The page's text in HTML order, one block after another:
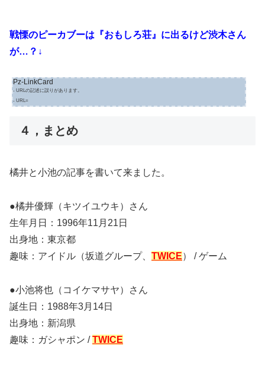
戦慄のピーカブーは『おもしろ荘』に出るけど渋木さん
が…？↓
Pz-LinkCard
- URLの記述に誤りがあります。
- URL=
４，まとめ
橘井と小池の記事を書いて来ました。
●橘井優輝（キツイユウキ）さん
生年月日：1996年11月21日
出身地：東京都
趣味：アイドル（坂道グループ、 TWICE） / ゲーム
●小池将也（コイケマサヤ）さん
誕生日：1988年3月14日
出身地：新潟県
趣味：ガシャポン /TWICE